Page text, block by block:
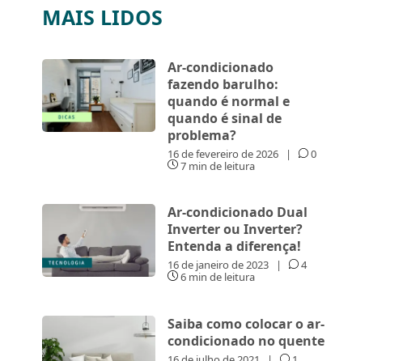
MAIS LIDOS
Ar-condicionado
fazendo barulho:
quando é normal e
quando é sinal de
problema?
16 de fevereiro de 2026 |
0
7 min de leitura
Ar-condicionado Dual
Inverter ou Inverter?
Entenda a diferença!
16 de janeiro de 2023 |
4
6 min de leitura
Saiba como colocar o ar-
condicionado no quente